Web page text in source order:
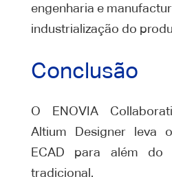
engenharia e
industrialização do
Conclusão
O ENOVIA
Altium Designer leva
ECAD para além do
tradicional.